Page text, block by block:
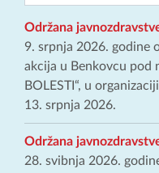
Održana
9. srpnja 2026. godine
akcija u Benkovcu pod
BOLESTI“, u
13. srpnja 2026.
Održana
28. svibnja 2026.